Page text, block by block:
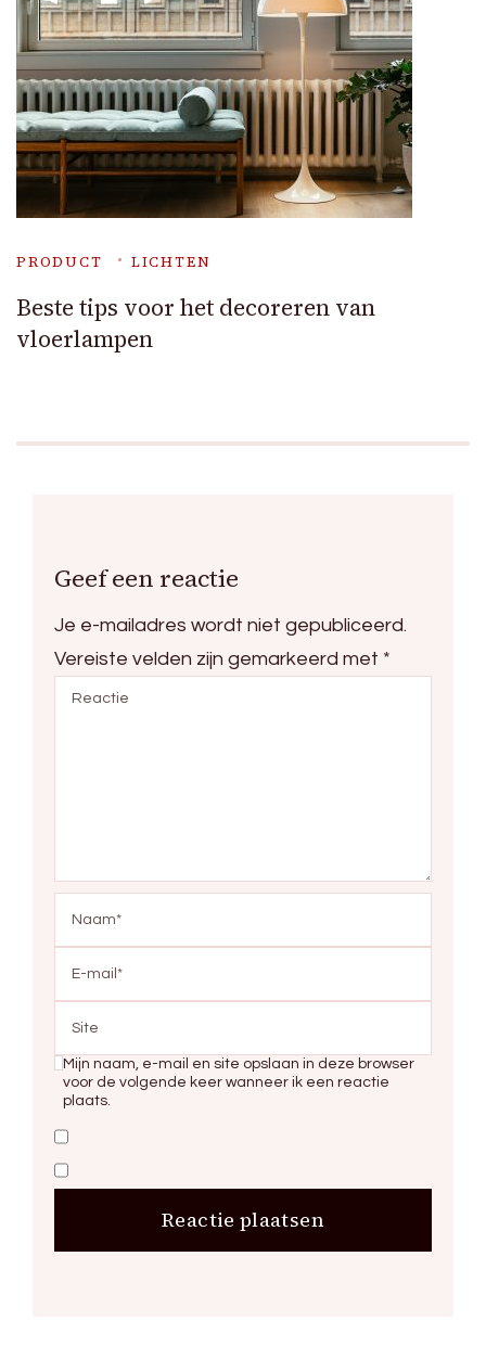
PRODUCT LICHTEN
Beste tips voor het decoreren van
vloerlampen
Geef een reactie
Je e-mailadres wordt niet gepubliceerd.
Vereiste velden zijn gemarkeerd met *
Mijn naam, e-mail en site opslaan in deze browser
voor de volgende keer wanneer ik een reactie
plaats.